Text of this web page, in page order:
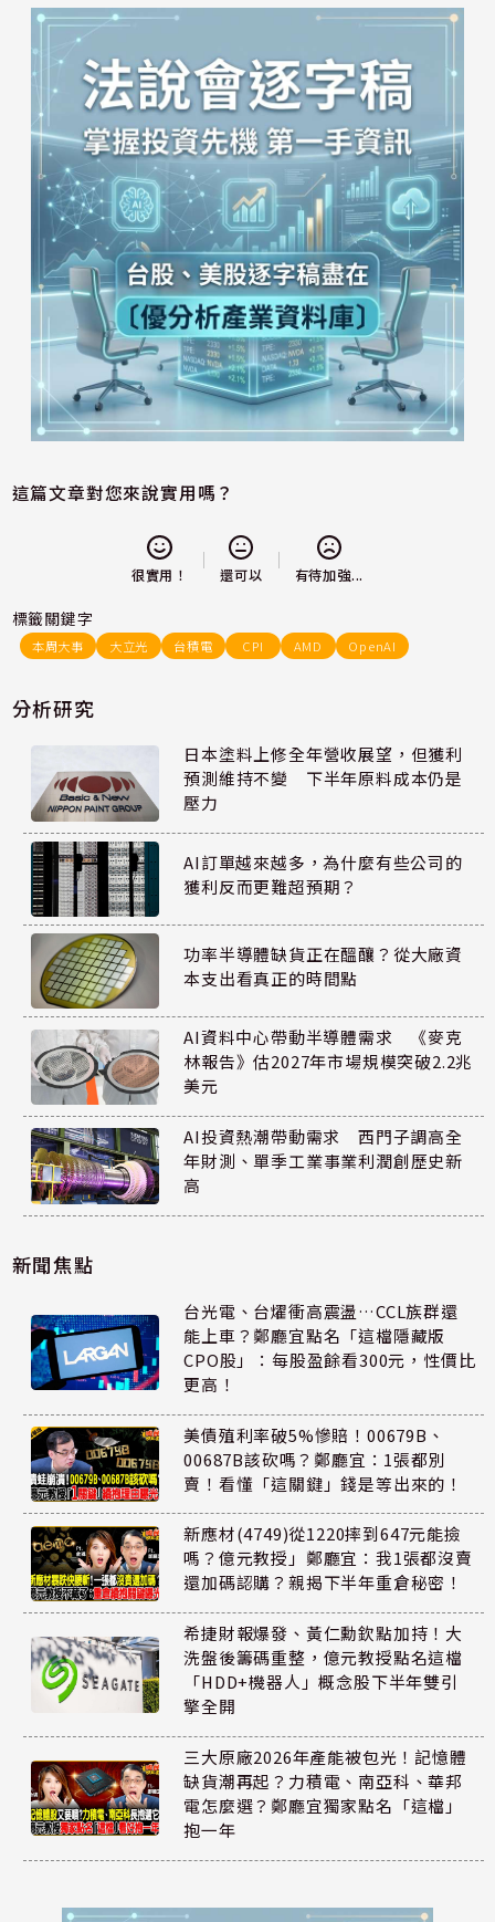
這篇文章對您來說實用嗎？
很實用！ 還可以 有待加強...
標籤關鍵字
本周大事 大立光 台積電 CPI AMD OpenAI
分析研究
日本塗料上修全年營收展望，但獲利
預測維持不變 下半年原料成本仍是
壓力
AI訂單越來越多，為什麼有些公司的
獲利反而更難超預期？
功率半導體缺貨正在醞釀？從大廠資
本支出看真正的時間點
AI資料中心帶動半導體需求 《麥克
林報告》估2027年市場規模突破2.2兆
美元
AI投資熱潮帶動需求 西門子調高全
年財測、單季工業事業利潤創歷史新
高
新聞焦點
台光電、台燿衝高震盪…CCL族群還
能上車？鄭廳宜點名「這檔隱藏版
CPO股」：每股盈餘看300元，性價比
更高！
美債殖利率破5%慘賠！00679B、
00687B該砍嗎？鄭廳宜：1張都別
賣！看懂「這關鍵」錢是等出來的！
新應材(4749)從1220摔到647元能撿
嗎？億元教授」鄭廳宜：我1張都沒賣
還加碼認購？親揭下半年重倉秘密！
希捷財報爆發、黃仁勳欽點加持！大
洗盤後籌碼重整，億元教授點名這檔
「HDD+機器人」概念股下半年雙引
擎全開
三大原廠2026年產能被包光！記憶體
缺貨潮再起？力積電、南亞科、華邦
電怎麼選？鄭廳宜獨家點名「這檔」
抱一年